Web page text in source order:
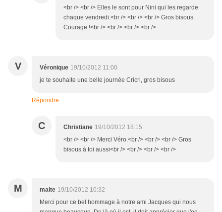
<br /> <br /> Elles le sont pour Nini qui les regarde
chaque vendredi.<br /> <br /> <br /> Gros bisous.
Courage !<br /> <br /> <br /> <br />
V Véronique 19/10/2012 11:00
je te souhaite une belle journée Cricri, gros bisous
Répondre
C Christiane 19/10/2012 18:15
<br /> <br /> Merci Véro.<br /> <br /> <br /> Gros
bisous à toi aussi<br /> <br /> <br /> <br />
M maite 19/10/2012 10:32
Merci pour ce bel hommage à notre ami Jacques qui nous